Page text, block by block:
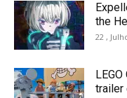
the
22 ,
trailer